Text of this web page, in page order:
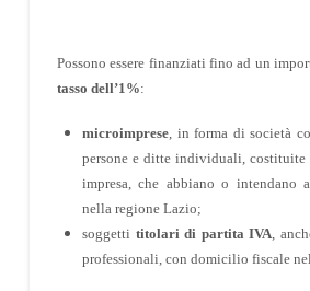
Possono essere finanziati fino ad un
tasso dell’1%:
microimprese, in forma di società
persone e ditte individuali,
impresa, che abbiano o intendano
nella regione Lazio;
soggetti titolari di partita IVA,
professionali, con domicilio fiscale